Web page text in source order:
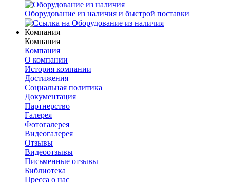
Оборудование из наличия и быстрой поставки
Компания
Компания
Компания
О компании
История компании
Достижения
Социальная политика
Документация
Партнерство
Галерея
Фотогалерея
Видеогалерея
Отзывы
Видеоотзывы
Письменные отзывы
Библиотека
Пресса о нас